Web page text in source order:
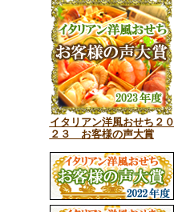
イタリアン洋風おせち２０
２３ お客様の声大賞